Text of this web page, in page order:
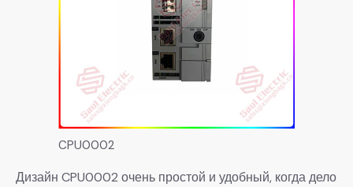
CPU0002
Дизайн CPU0002 очень простой и удобный, когда дело